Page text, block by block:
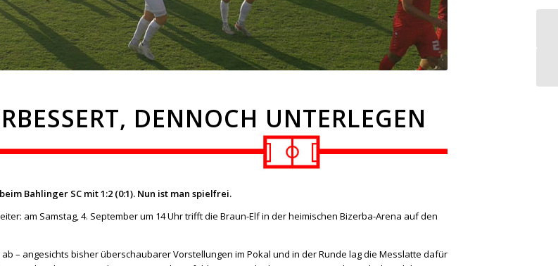
DENNOCH UNTERLEGEN
Bahlinger SC mit 1:2 (0:1). Nun ist man spielfrei.
am Samstag, 4. September um 14 Uhr trifft die Braun-Elf in der heimischen Bizerba-Arena auf den
– angesichts bisher überschaubarer Vorstellungen im Pokal und in der Runde lag die Messlatte dafür